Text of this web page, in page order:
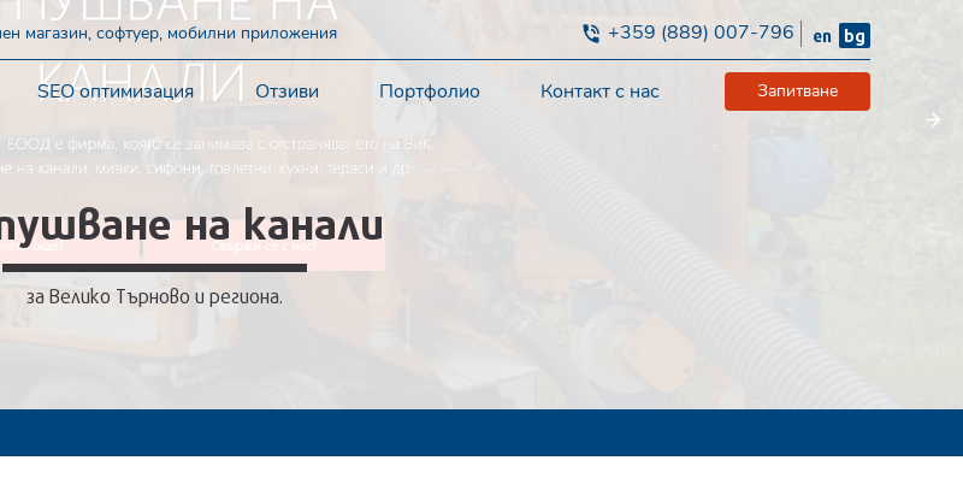
магазин, софтуер, мобилни приложения +359 (889) 007-796 en bg
Запитване
SEO оптимизация Отзиви Портфолио Контакт с нас
на канали
за Велико Търново и региона.